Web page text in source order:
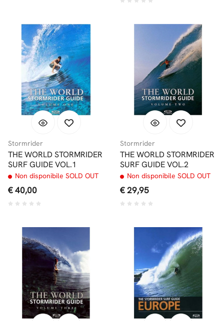
Stormrider
THE WORLD STORMRIDER
SURF GUIDE VOL.1
Non disponibile SOLD OUT
€ 40,00
Stormrider
THE WORLD STORMRIDER
SURF GUIDE VOL.2
Non disponibile SOLD OUT
€ 29,95